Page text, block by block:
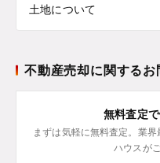
土地について
不動産売却に関するお
無料査定
まずは気軽に無料査定。業
ハウスが